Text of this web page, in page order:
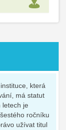
která
má statut
letech je
ročníku
užívat titul